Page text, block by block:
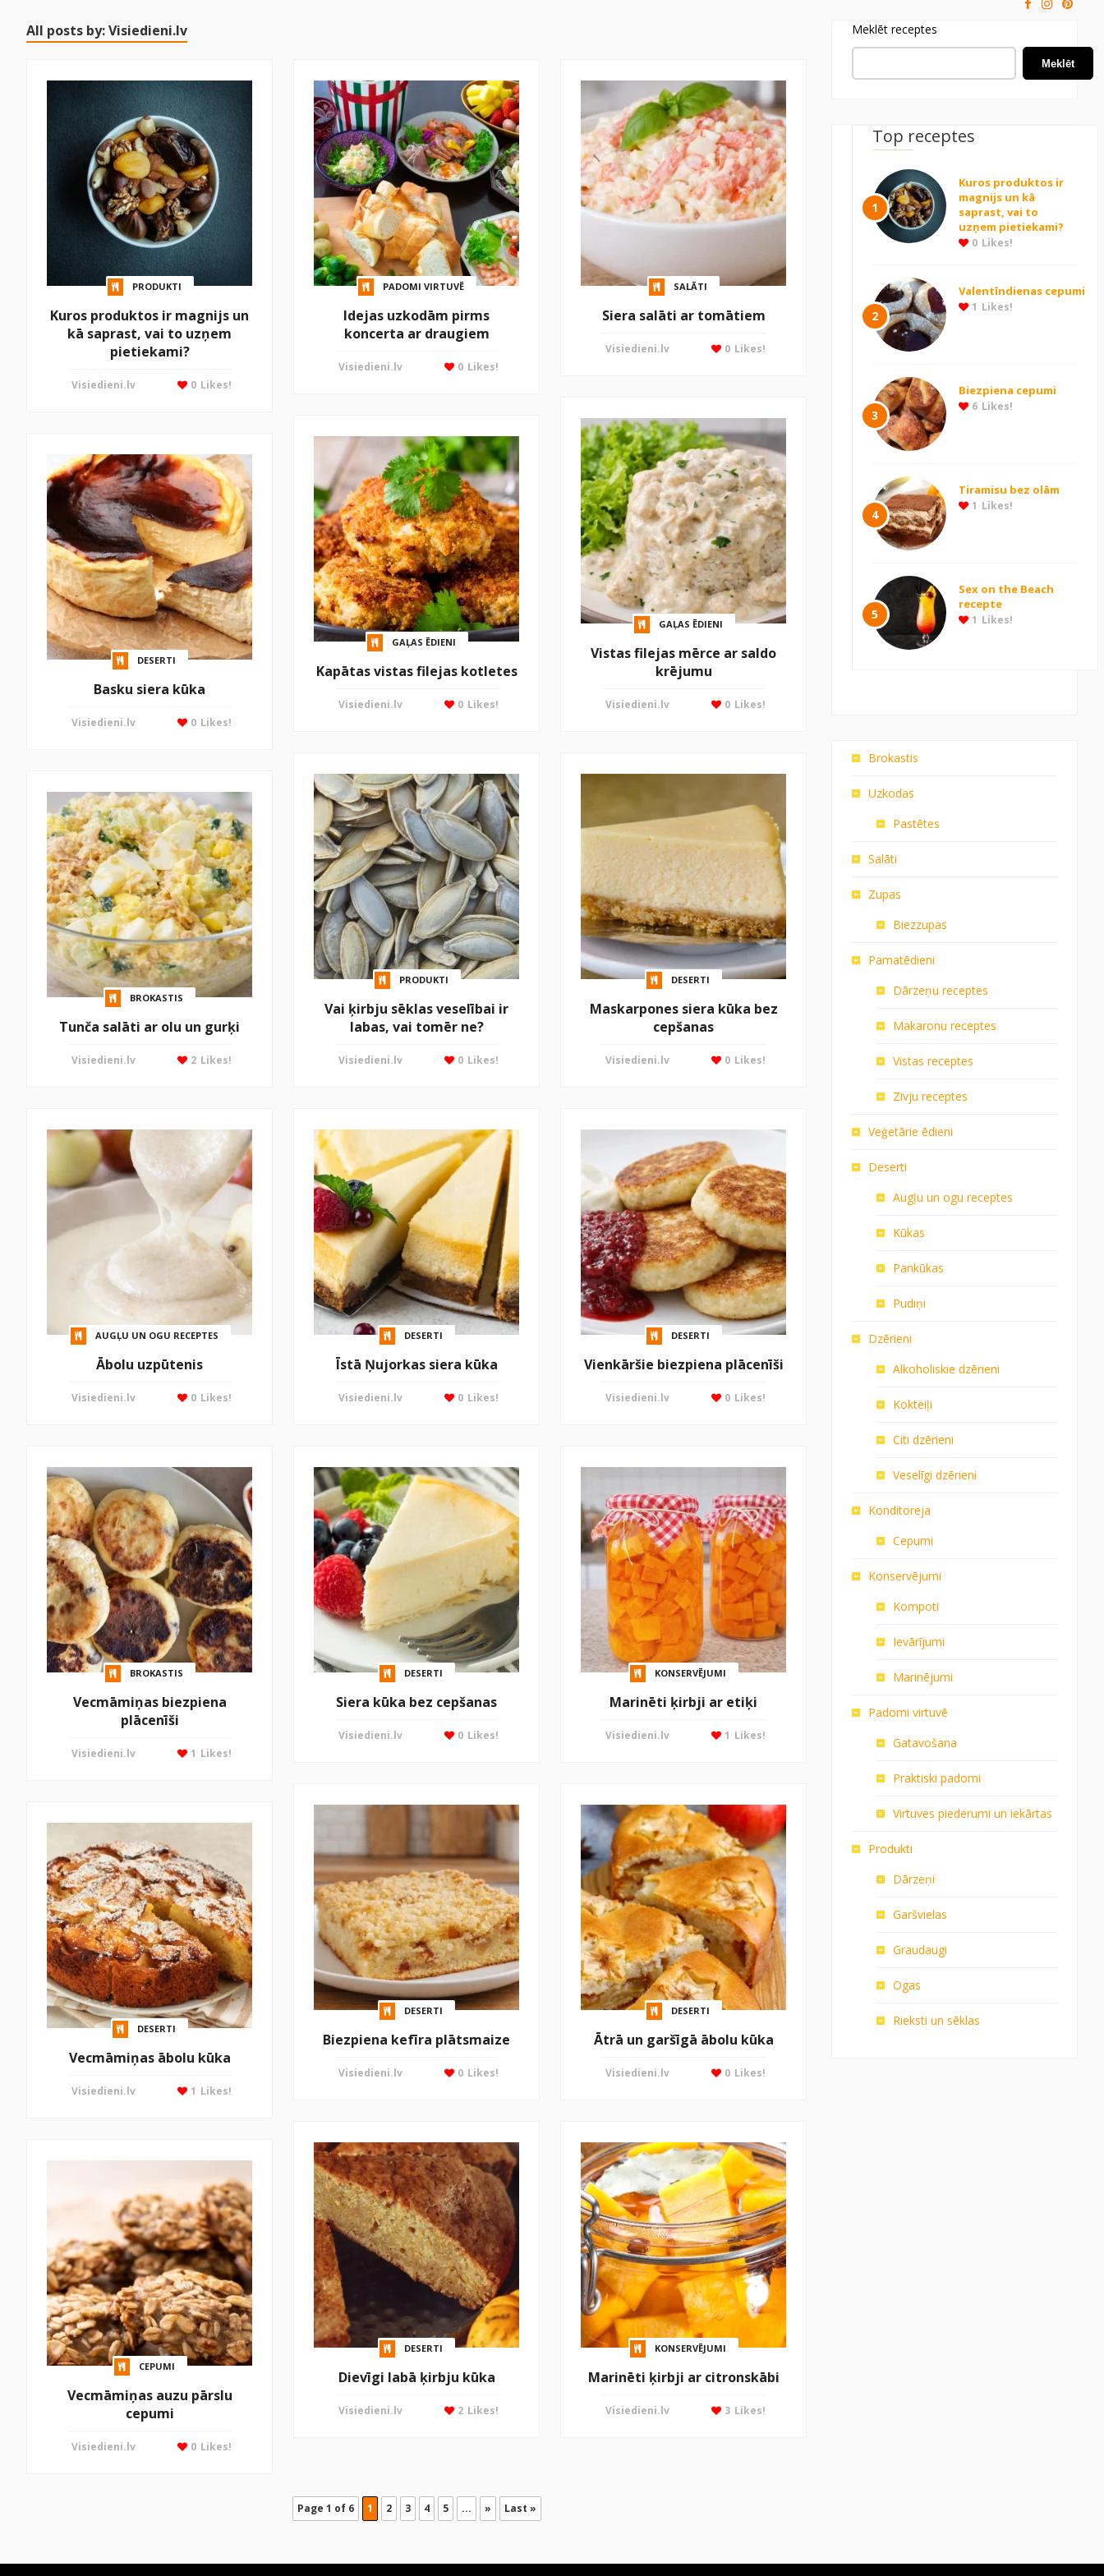
All posts by: Visiedieni.lv
PRODUKTI
Kuros produktos ir magnijs un
kā saprast, vai to uzņem
pietiekami?
Visiedieni.lv Likes!
0
PADOMI VIRTUVĒ
Idejas uzkodām pirms
koncerta ar draugiem
Visiedieni.lv Likes!
0
SALĀTI
Siera salāti ar tomātiem
Visiedieni.lv Likes!
0
GAĻAS ĒDIENI
Vistas filejas mērce ar saldo
krējumu
Visiedieni.lv Likes!
0
GAĻAS ĒDIENI
Kapātas vistas filejas kotletes
Visiedieni.lv Likes!
0
DESERTI
Basku siera kūka
Visiedieni.lv Likes!
0
PRODUKTI
Vai ķirbju sēklas veselībai ir
labas, vai tomēr ne?
Visiedieni.lv Likes!
0
DESERTI
Maskarpones siera kūka bez
cepšanas
Visiedieni.lv Likes!
0
BROKASTIS
Tunča salāti ar olu un gurķi
Visiedieni.lv Likes!
2
AUGĻU UN OGU RECEPTES
Ābolu uzpūtenis
Visiedieni.lv Likes!
0
DESERTI
Īstā Ņujorkas siera kūka
Visiedieni.lv Likes!
0
DESERTI
Vienkāršie biezpiena plācenīši
Visiedieni.lv Likes!
0
BROKASTIS
Vecmāmiņas biezpiena
plācenīši
Visiedieni.lv Likes!
1
DESERTI
Siera kūka bez cepšanas
Visiedieni.lv Likes!
0
KONSERVĒJUMI
Marinēti ķirbji ar etiķi
Visiedieni.lv Likes!
1
DESERTI
Biezpiena kefīra plātsmaize
Visiedieni.lv Likes!
0
DESERTI
Ātrā un garšīgā ābolu kūka
Visiedieni.lv Likes!
0
DESERTI
Vecmāmiņas ābolu kūka
Visiedieni.lv Likes!
1
DESERTI
Dievīgi labā ķirbju kūka
Visiedieni.lv Likes!
2
KONSERVĒJUMI
Marinēti ķirbji ar citronskābi
Visiedieni.lv Likes!
3
CEPUMI
Vecmāmiņas auzu pārslu
cepumi
Visiedieni.lv Likes!
0
Page 1 of 6 1 2 3 4 5 ... » Last »
Meklēt receptes
Meklēt
Top receptes
1
Kuros produktos ir
magnijs un kā
saprast, vai to
uzņem pietiekami?
0 Likes!
2
Valentīndienas cepumi
1 Likes!
3
Biezpiena cepumi
6 Likes!
4
Tiramisu bez olām
1 Likes!
5
Sex on the Beach
recepte
1 Likes!
Brokastis
Uzkodas
Pastētes
Salāti
Zupas
Biezzupas
Pamatēdieni
Dārzeņu receptes
Makaronu receptes
Vistas receptes
Zivju receptes
Veģetārie ēdieni
Deserti
Augļu un ogu receptes
Kūkas
Pankūkas
Pudiņi
Dzērieni
Alkoholiskie dzērieni
Kokteiļi
Citi dzērieni
Veselīgi dzērieni
Konditoreja
Cepumi
Konservējumi
Kompoti
Ievārījumi
Marinējumi
Padomi virtuvē
Gatavošana
Praktiski padomi
Virtuves piederumi un iekārtas
Produkti
Dārzeņi
Garšvielas
Graudaugi
Ogas
Rieksti un sēklas